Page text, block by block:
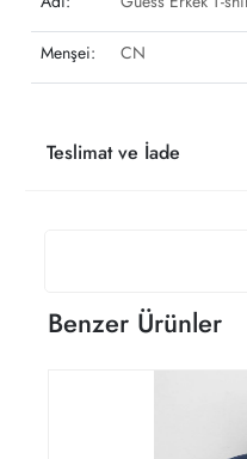
Menşei: CN
Teslimat ve İade
Benzer Ürünler